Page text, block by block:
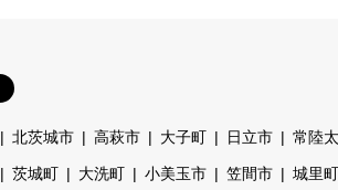
北茨城市 高萩市 大子町 日立市 常陸
茨城町 大洗町 小美玉市 笠間市 城里町